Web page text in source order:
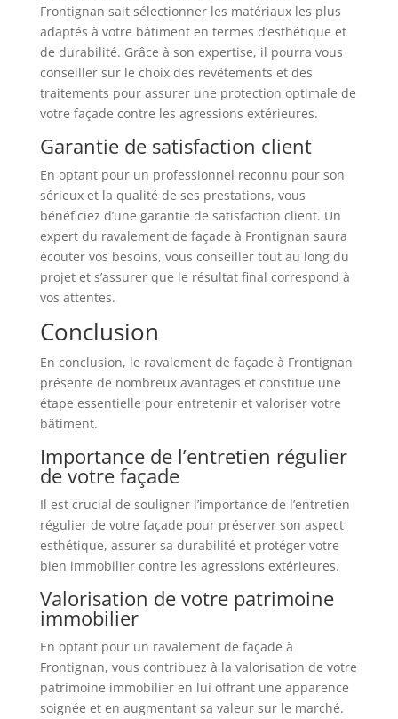
Frontignan sait sélectionner les matériaux les plus
adaptés à votre bâtiment en termes d’esthétique et
de durabilité. Grâce à son expertise, il pourra vous
conseiller sur le choix des revêtements et des
traitements pour assurer une protection optimale de
votre façade contre les agressions extérieures.
Garantie de satisfaction client
En optant pour un professionnel reconnu pour son
sérieux et la qualité de ses prestations, vous
bénéficiez d’une garantie de satisfaction client. Un
expert du ravalement de façade à Frontignan saura
écouter vos besoins, vous conseiller tout au long du
projet et s’assurer que le résultat final correspond à
vos attentes.
Conclusion
En conclusion, le ravalement de façade à Frontignan
présente de nombreux avantages et constitue une
étape essentielle pour entretenir et valoriser votre
bâtiment.
Importance de l’entretien régulier
de votre façade
Il est crucial de souligner l’importance de l’entretien
régulier de votre façade pour préserver son aspect
esthétique, assurer sa durabilité et protéger votre
bien immobilier contre les agressions extérieures.
Valorisation de votre patrimoine
immobilier
En optant pour un ravalement de façade à
Frontignan, vous contribuez à la valorisation de votre
patrimoine immobilier en lui offrant une apparence
soignée et en augmentant sa valeur sur le marché.